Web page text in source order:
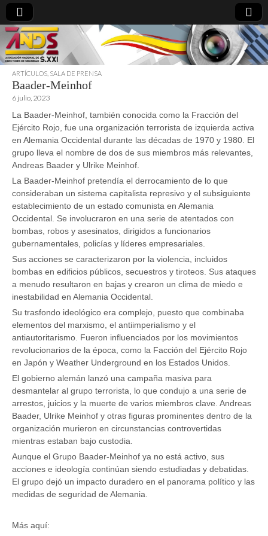
directoresdeseguridad.es
ARTÍCULOS SALA DE PRENSA
Baader-Meinhof
6 julio, 2023
La Baader-Meinhof, también conocida como la Fracción del
Ejército Rojo, fue una organización terrorista de izquierda activa
en Alemania Occidental durante las décadas de 1970 y 1980. El
grupo lleva el nombre de dos de sus miembros más relevantes,
Andreas Baader y Ulrike Meinhof.
La Baader-Meinhof pretendía el derrocamiento de lo que
consideraban un sistema capitalista represivo y el subsiguiente
establecimiento de un estado comunista en Alemania
Occidental. Se involucraron en una serie de atentados con
bombas, robos y asesinatos, dirigidos a funcionarios
gubernamentales, policías y líderes empresariales.
Sus acciones se caracterizaron por la violencia, incluidos
bombas en edificios públicos, secuestros y tiroteos. Sus ataques
a menudo resultaron en bajas y crearon un clima de miedo e
inestabilidad en Alemania Occidental.
Su trasfondo ideológico era complejo, puesto que combinaba
elementos del marxismo, el antiimperialismo y el
antiautoritarismo. Fueron influenciados por los movimientos
revolucionarios de la época, como la Facción del Ejército Rojo
en Japón y Weather Underground en los Estados Unidos.
El gobierno alemán lanzó una campaña masiva para
desmantelar al grupo terrorista, lo que condujo a una serie de
arrestos, juicios y la muerte de varios miembros clave. Andreas
Baader, Ulrike Meinhof y otras figuras prominentes dentro de la
organización murieron en circunstancias controvertidas
mientras estaban bajo custodia.
Aunque el Grupo Baader-Meinhof ya no está activo, sus
acciones e ideología continúan siendo estudiadas y debatidas.
El grupo dejó un impacto duradero en el panorama político y las
medidas de seguridad de Alemania.
Más aquí: